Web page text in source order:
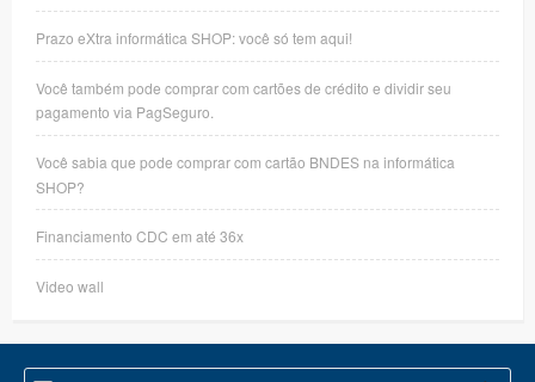
Prazo eXtra informática SHOP: você só tem aqui!
Você também pode comprar com cartões de crédito e dividir seu
pagamento via PagSeguro.
Você sabia que pode comprar com cartão BNDES na informática
SHOP?
Financiamento CDC em até 36x
Video wall